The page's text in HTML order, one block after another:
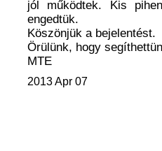
jól működtek. Kis
engedtük.
Köszönjük a bejelentést.
Örülünk, hogy
MTE
2013 Apr 07